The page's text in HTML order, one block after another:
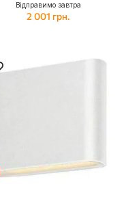
Відправимо завтра
2 001 грн.